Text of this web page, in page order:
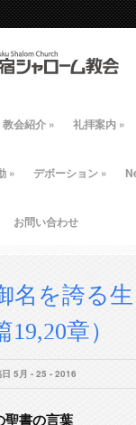
教会紹介 » 礼拝案内 »
» デボーション »
お問い合わせ
名を誇る
19,20章）
5月 - 25 - 2016
聖書の言葉